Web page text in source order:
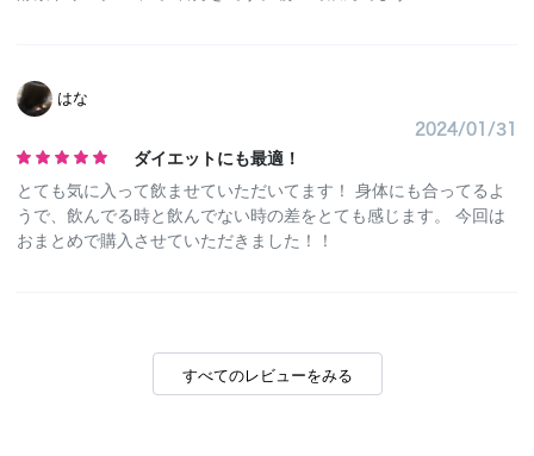
はな
2024/01/31
ダイエットにも最適！
とても気に入って飲ませていただいてます！ 身体にも合ってるよ
うで、飲んでる時と飲んでない時の差をとても感じます。 今回は
おまとめで購入させていただきました！！
すべてのレビューをみる